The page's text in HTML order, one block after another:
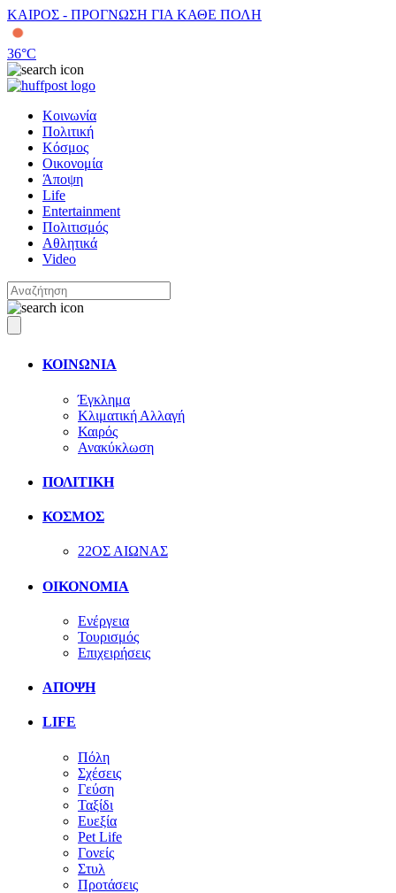
ΚΑΙΡΟΣ - ΠΡΟΓΝΩΣΗ ΓΙΑ ΚΑΘΕ ΠΟΛΗ
36°C
Κοινωνία
Πολιτική
Κόσμος
Οικονομία
Άποψη
Life
Entertainment
Πολιτισμός
Αθλητικά
Video
ΚΟΙΝΩΝΙΑ
Έγκλημα
Κλιματική Αλλαγή
Καιρός
Ανακύκλωση
ΠΟΛΙΤΙΚΗ
ΚΟΣΜΟΣ
22ΟΣ ΑΙΩΝΑΣ
ΟΙΚΟΝΟΜΙΑ
Ενέργεια
Τουρισμός
Επιχειρήσεις
ΑΠΟΨΗ
LIFE
Πόλη
Σχέσεις
Γεύση
Ταξίδι
Ευεξία
Pet Life
Γονείς
Στυλ
Προτάσεις